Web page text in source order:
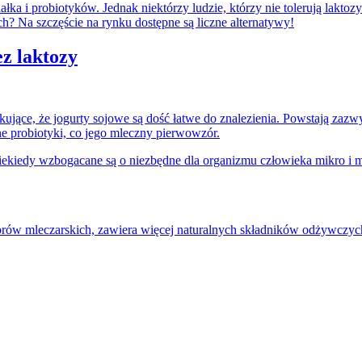
i probiotyków. Jednak niektórzy ludzie, którzy nie tolerują
Na szczęście na rynku dostępne są liczne alternatywy!
laktozy
że jogurty sojowe są dość łatwe do znalezienia. Powstają
probiotyki, co jego mleczny pierwowzór.
wzbogacane są o niezbędne dla organizmu człowieka mikro
mleczarskich, zawiera więcej naturalnych składników